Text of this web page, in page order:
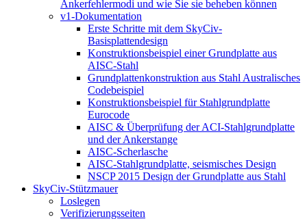
Ankerfehlermodi und wie Sie sie beheben können
v1-Dokumentation
Erste Schritte mit dem SkyCiv-
Basisplattendesign
Konstruktionsbeispiel einer Grundplatte aus
AISC-Stahl
Grundplattenkonstruktion aus Stahl Australisches
Codebeispiel
Konstruktionsbeispiel für Stahlgrundplatte
Eurocode
AISC & Überprüfung der ACI-Stahlgrundplatte
und der Ankerstange
AISC-Scherlasche
AISC-Stahlgrundplatte, seismisches Design
NSCP 2015 Design der Grundplatte aus Stahl
SkyCiv-Stützmauer
Loslegen
Verifizierungsseiten